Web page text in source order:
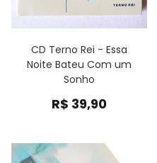
CD Terno Rei - Essa
Noite Bateu Com um
Sonho
R$ 39,90